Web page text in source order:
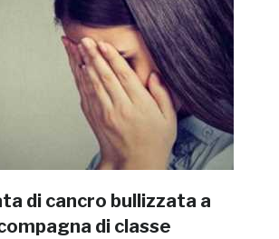
di cancro bullizzata a
di classe